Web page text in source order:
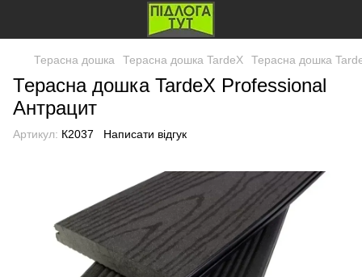
Терасна дошка Терасна дошка TardeX Терасна дошка
Терасна дошка TardeX Professional
Антрацит
Артикул: К2037 Написати відгук